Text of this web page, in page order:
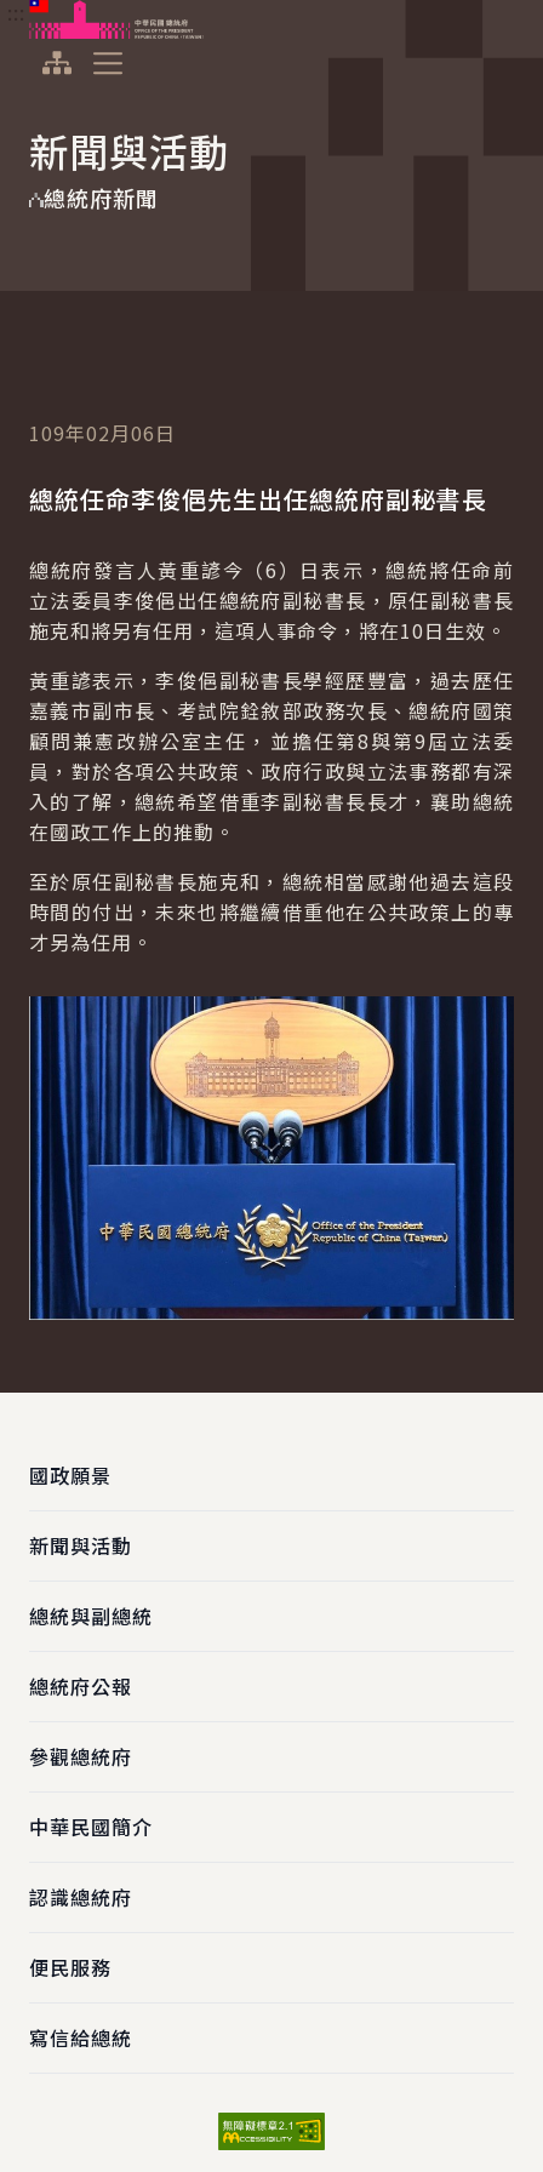
跳到主要內容
中華民國總統府
新聞與活動
總統府新聞
109年02月06日
總統任命李俊俋先生出任總統府副秘書長
總統府發言人黃重諺今（6）日表示，總統將任命前
立法委員李俊俋出任總統府副秘書長，原任副秘書長
施克和將另有任用，這項人事命令，將在10日生效。
黃重諺表示，李俊俋副秘書長學經歷豐富，過去歷任
嘉義市副市長、考試院銓敘部政務次長、總統府國策
顧問兼憲改辦公室主任，並擔任第8與第9屆立法委
員，對於各項公共政策、政府行政與立法事務都有深
入的了解，總統希望借重李副秘書長長才，襄助總統
在國政工作上的推動。
至於原任副秘書長施克和，總統相當感謝他過去這段
時間的付出，未來也將繼續借重他在公共政策上的專
才另為任用。
國政願景
新聞與活動
總統與副總統
總統府公報
參觀總統府
中華民國簡介
認識總統府
便民服務
寫信給總統